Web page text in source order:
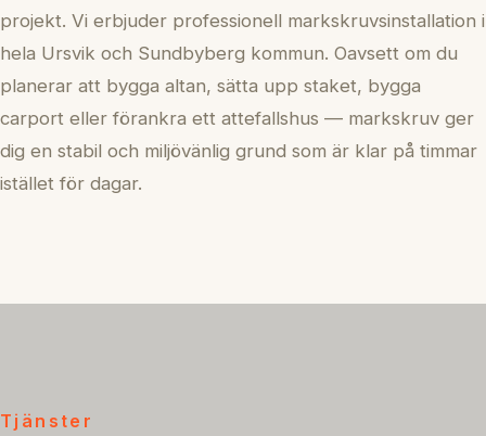
projekt. Vi erbjuder professionell markskruvsinstallation i
hela Ursvik och Sundbyberg kommun. Oavsett om du
planerar att bygga altan, sätta upp staket, bygga
carport eller förankra ett attefallshus — markskruv ger
dig en stabil och miljövänlig grund som är klar på timmar
istället för dagar.
Tjänster